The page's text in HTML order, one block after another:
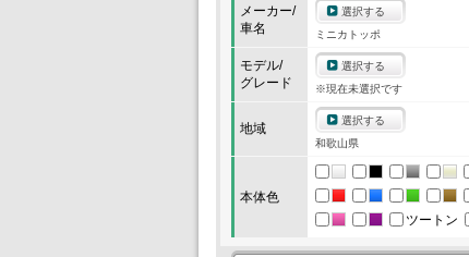
メーカー/
車名
選択する
ミニカトッポ
モデル/
グレード
選択する
※現在未選択です
地域
選択する
和歌山県
本体色
ツートン